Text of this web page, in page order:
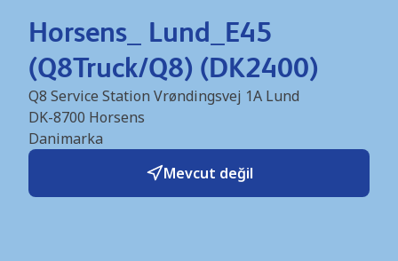
Horsens_ Lund_E45
(Q8Truck/Q8) (DK2400)
Q8 Service Station Vrøndingsvej 1A Lund
DK-8700 Horsens
Danimarka
Mevcut değil